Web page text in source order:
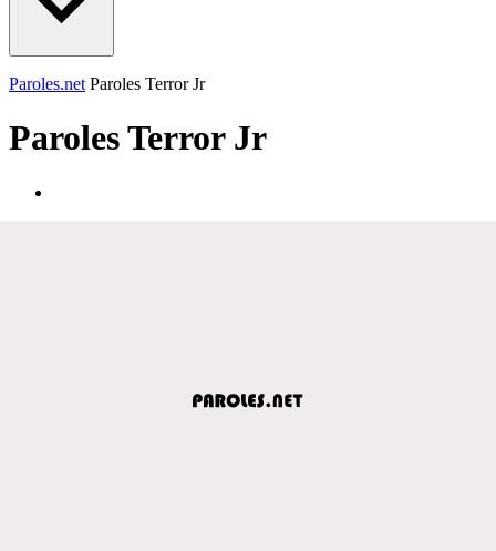
Paroles.net Paroles Terror Jr
ParolesTerror Jr